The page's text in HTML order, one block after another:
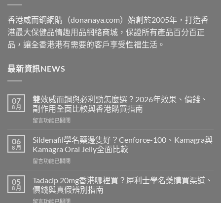
香港威而鋼網購（donanaya.com）始創於2005年，打造香
港最大保健品情趣用品網絡商城，保證所有產品百分百正
品，讓全香港港有需要的客戶享受性福生活。
最新資訊NEWS
07
8 月
雙效威而鋼與必利勁怎麼選？2026年效果、價錢、
副作用全面比較與香港購買指南
在
效
威
而
鋼
必
利
勁
留言功能已關閉
06
8 月
Sildenafil學名藥邊隻好？Cenforce-100、Kamagra與
Kamagra Oral Jelly全面比較
在
學
名
藥
留言功能已關閉
05
8 月
Tadacip 20mg香港哪裡買？犀利士學名藥購買渠道、
價錢與真假辨別指南
在
留言功能已關閉